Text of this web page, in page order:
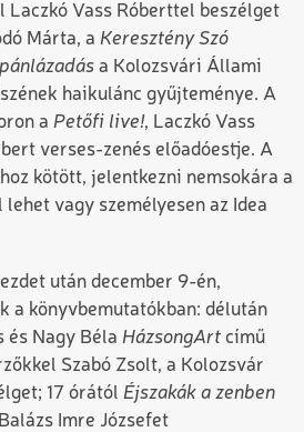
Laczkó Vass Róberttel beszélget
Márta, a Keresztény Szó
a Kolozsvári Állami
haikulánc gyűjteménye. A
a Petőfi live!, Laczkó Vass
verses-zenés előadóestje. A
kötött, jelentkezni nemsokára a
lehet vagy személyesen az Idea
után december 9-én,
a könyvbemutatókban: délután
Nagy Béla HázsongArt című
Szabó Zsolt, a Kolozsvár
17 órától Éjszakák a zenben
Imre Józsefet